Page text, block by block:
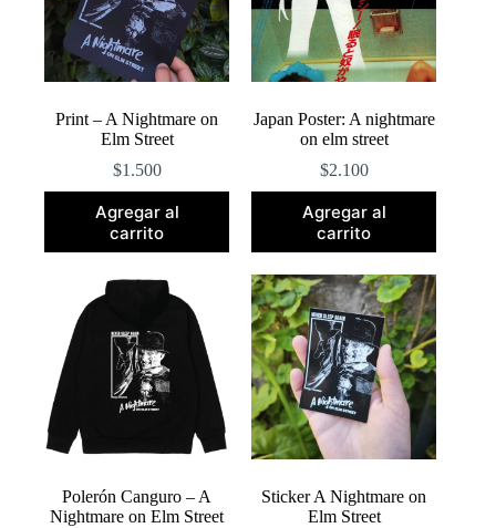
Print – A Nightmare on
Elm Street
$1.500
Agregar al
carrito
Japan Poster: A nightmare
on elm street
$2.100
Agregar al
carrito
Polerón Canguro – A
Nightmare on Elm Street
Sticker A Nightmare on
Elm Street